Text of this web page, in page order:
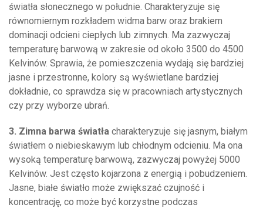
światła słonecznego w południe. Charakteryzuje się
równomiernym rozkładem widma barw oraz brakiem
dominacji odcieni ciepłych lub zimnych. Ma zazwyczaj
temperaturę barwową w zakresie od około 3500 do 4500
Kelvinów. Sprawia, że pomieszczenia wydają się bardziej
jasne i przestronne, kolory są wyświetlane bardziej
dokładnie, co sprawdza się w pracowniach artystycznych
czy przy wyborze ubrań.
3. Zimna barwa światła charakteryzuje się jasnym, białym
światłem o niebieskawym lub chłodnym odcieniu. Ma ona
wysoką temperaturę barwową, zazwyczaj powyżej 5000
Kelvinów. Jest często kojarzona z energią i pobudzeniem.
Jasne, białe światło może zwiększać czujność i
koncentrację, co może być korzystne podczas